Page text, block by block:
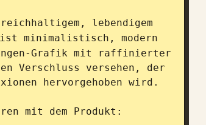
lebendigem
minimalistisch, modern
Grafik mit raffinierter
Verschluss versehen, der
hervorgehoben wird.
mit dem Produkt: